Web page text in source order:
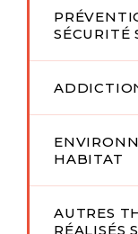
SÉCURITÉ
HABITAT
AUTRES
RÉALISÉS